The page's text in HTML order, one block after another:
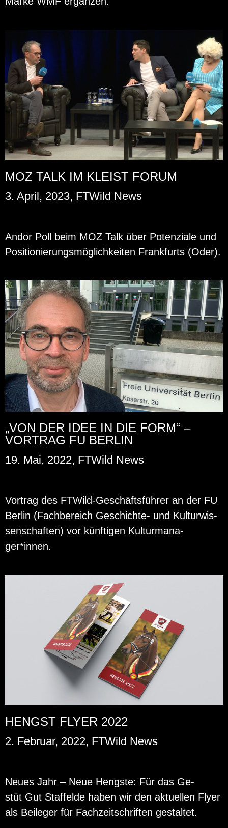
MOZ TALK IM KLEIST FORUM
3. April, 2023, FTWild News
Andor Poll beim MOZ Talk über Po­ten­zia­le und
Po­si­tio­nie­rungs­mög­lich­kei­ten Frank­furts (Oder).
„VON DER IDEE IN DIE FORM“ –
VORTRAG FU BERLIN
19. Mai, 2022, FTWild News
Vor­trag des FT­Wild-Ge­schäfts­füh­rer an der FU
Ber­lin (Fach­be­reich Ge­schich­te- und Kul­tur­wis­
sen­schaf­ten) vor künf­ti­gen Kul­tur­ma­na­
ger*innen.
HENGST FLYER 2022
2. Februar, 2022, FTWild News
Neues Jahr – Neue Hengs­te: Für das Ge­
stüt Gut Staf­felde haben wir den ak­tu­el­len Flyer
als Bei­le­ger für Fach­zeit­schrif­ten ge­stal­tet.